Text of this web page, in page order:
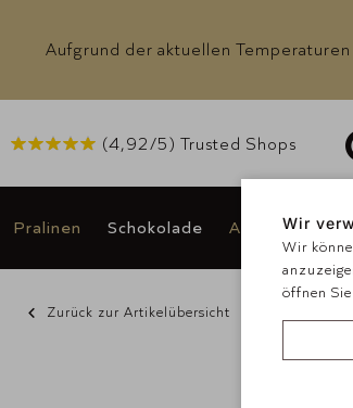
Aufgrund der aktuellen
(4,92 /5) Trusted Shops
Pralinen Schokolade Anlässe &
Zurück zur Artikelübersicht
Wir
Wir
öffnen